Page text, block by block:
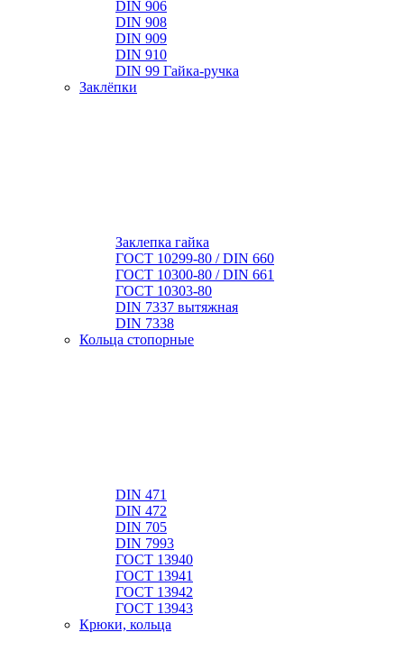
DIN 906
DIN 908
DIN 909
DIN 910
DIN 99 Гайка-ручка
Заклёпки
Заклепка гайка
ГОСТ 10299-80 / DIN 660
ГОСТ 10300-80 / DIN 661
ГОСТ 10303-80
DIN 7337 вытяжная
DIN 7338
Кольца стопорные
DIN 471
DIN 472
DIN 705
DIN 7993
ГОСТ 13940
ГОСТ 13941
ГОСТ 13942
ГОСТ 13943
Крюки, кольца